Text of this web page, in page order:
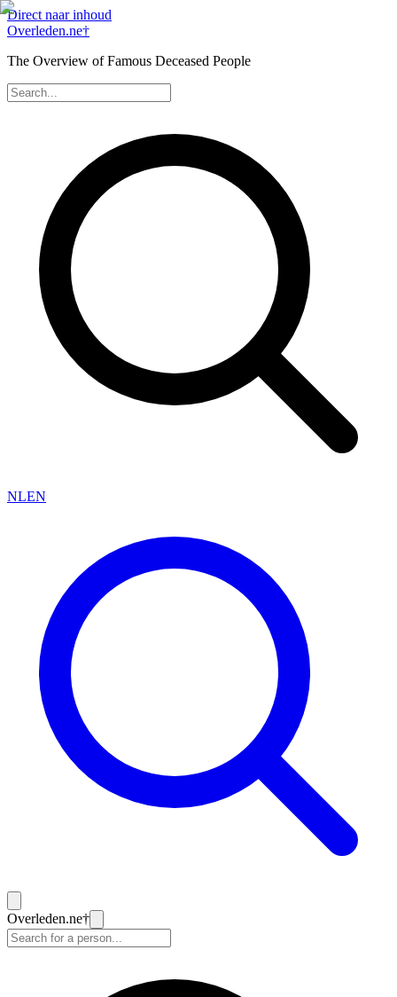
Direct naar inhoud
Overleden.ne†
The Overview of Famous Deceased People
NLEN
Overleden.ne†